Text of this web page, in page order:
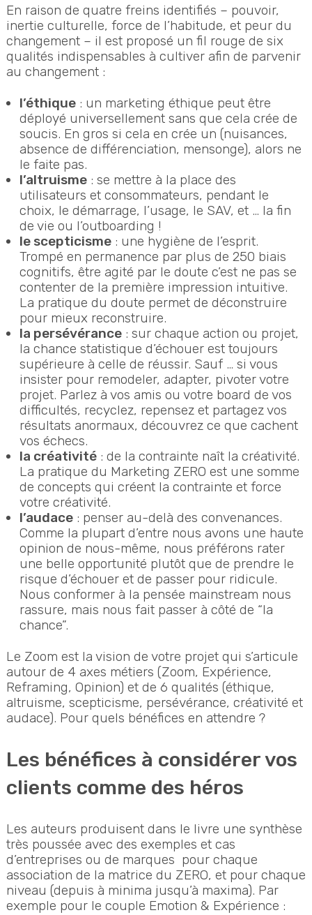
En raison de quatre freins identifiés – pouvoir,
inertie culturelle, force de l’habitude, et peur du
changement – il est proposé un fil rouge de six
qualités indispensables à cultiver afin de parvenir
au changement :
l’éthique : un marketing éthique peut être
déployé universellement sans que cela crée de
soucis. En gros si cela en crée un (nuisances,
absence de différenciation, mensonge), alors ne
le faite pas.
l’altruisme : se mettre à la place des
utilisateurs et consommateurs, pendant le
choix, le démarrage, l’usage, le SAV, et … la fin
de vie ou l’outboarding !
le scepticisme : une hygiène de l’esprit.
Trompé en permanence par plus de 250 biais
cognitifs, être agité par le doute c’est ne pas se
contenter de la première impression intuitive.
La pratique du doute permet de déconstruire
pour mieux reconstruire.
la persévérance : sur chaque action ou projet,
la chance statistique d’échouer est toujours
supérieure à celle de réussir. Sauf … si vous
insister pour remodeler, adapter, pivoter votre
projet. Parlez à vos amis ou votre board de vos
difficultés, recyclez, repensez et partagez vos
résultats anormaux, découvrez ce que cachent
vos échecs.
la créativité : de la contrainte naît la créativité.
La pratique du Marketing ZERO est une somme
de concepts qui créent la contrainte et force
votre créativité.
l’audace : penser au-delà des convenances.
Comme la plupart d’entre nous avons une haute
opinion de nous-même, nous préférons rater
une belle opportunité plutôt que de prendre le
risque d’échouer et de passer pour ridicule.
Nous conformer à la pensée mainstream nous
rassure, mais nous fait passer à côté de “la
chance”.
Le Zoom est la vision de votre projet qui s’articule
autour de 4 axes métiers (Zoom, Expérience,
Reframing, Opinion) et de 6 qualités (éthique,
altruisme, scepticisme, persévérance, créativité et
audace). Pour quels bénéfices en attendre ?
Les bénéfices à considérer vos
clients comme des héros
Les auteurs produisent dans le livre une synthèse
très poussée avec des exemples et cas
d’entreprises ou de marques pour chaque
association de la matrice du ZERO, et pour chaque
niveau (depuis à minima jusqu’à maxima). Par
exemple pour le couple Emotion & Expérience :